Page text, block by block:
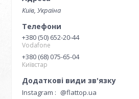
Київ, Україна
+380 (50) 652-20-44
Vodafone
+380 (68) 075-65-04
Київстар
Instagram
@flattop.ua